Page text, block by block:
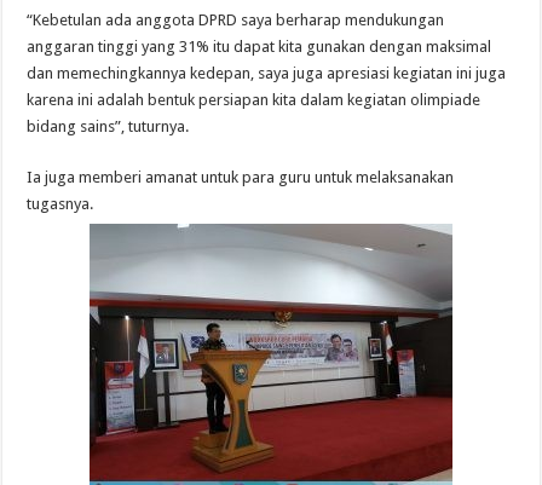
“Kebetulan ada anggota DPRD saya berharap mendukungan
anggaran tinggi yang 31% itu dapat kita gunakan dengan maksimal
dan memechingkannya kedepan, saya juga apresiasi kegiatan ini juga
karena ini adalah bentuk persiapan kita dalam kegiatan olimpiade
bidang sains”, tuturnya.
Ia juga memberi amanat untuk para guru untuk melaksanakan
tugasnya.